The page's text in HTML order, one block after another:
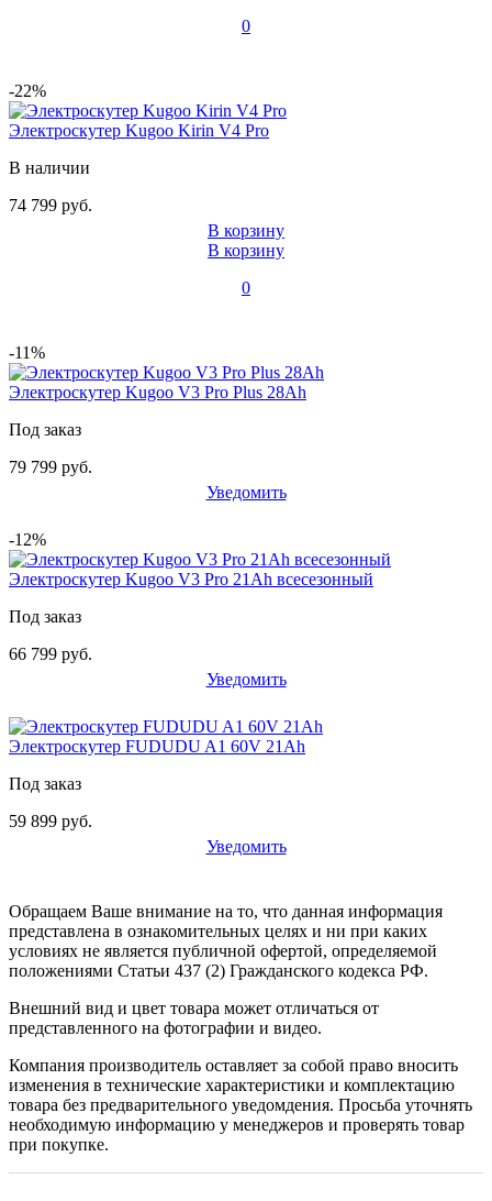
0
-22%
Электроскутер Kugoo Kirin V4 Pro
В наличии
74 799 руб.
В корзину
В корзину
0
-11%
Электроскутер Kugoo V3 Pro Plus 28Ah
Под заказ
79 799 руб.
Уведомить
-12%
Электроскутер Kugoo V3 Pro 21Ah всесезонный
Под заказ
66 799 руб.
Уведомить
Электроскутер FUDUDU A1 60V 21Ah
Под заказ
59 899 руб.
Уведомить
Обращаем Ваше внимание на то, что данная информация
представлена в ознакомительных целях и ни при каких
условиях не является публичной офертой, определяемой
положениями Статьи 437 (2) Гражданского кодекса РФ.
Внешний вид и цвет товара может отличаться от
представленного на фотографии и видео.
Компания производитель оставляет за собой право вносить
изменения в технические характеристики и комплектацию
товара без предварительного уведомдения. Просьба уточнять
необходимую информацию у менеджеров и проверять товар
при покупке.